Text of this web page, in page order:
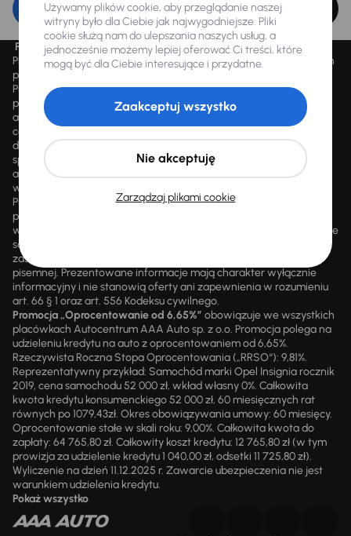
Edytuj filtr
Promocja „Letnie przeceny aż 1500 aut”
Promocja „Letnie przeceny aż 1500 aut” obowiązuje we wszystkich
placówkach Autocentrum AAA AUTO Sp. z o.o. („AAA AUTO”).
Promocja polega na możliwości nabycia wybranych pojazdów
przecenionych, wskazanych w serwisie internetowym
aaaauto.pl/promocja, ze zniżką uwidocznioną w prezentowanej
cenie. Zniżka jest obliczana jako różnica pomiędzy najniższą ceną
danego pojazdu z 30 dni przed obniżką a jego aktualną ceną
sprzedaży. Liczba samochodów objętych promocją jest zmienna i
aktualizowana na bieżąco; średnia liczba dostępnych pojazdów
wynosi około 1500, a nowe auta są dodawane każdego dnia.
Promocji nie można łączyć z innymi aktualnie obowiązującymi
promocjami ani rabatami, ani dochodzić do niej prawa z mocą
wsteczną. Szczegółowe informacje o zasadach promocji udzielane
są przez upoważnionych pracowników AAA AUTO. AAA AUTO
zastrzega sobie prawo do zawarcia umowy wyłącznie w formie
pisemnej. Prezentowane informacje mają charakter wyłącznie
informacyjny i nie stanowią oferty ani zapewnienia w rozumieniu
art. 66 § 1 oraz art. 556 Kodeksu cywilnego.
Promocja „Oprocentowanie od 6,65%” obowiązuje we wszystkich
placówkach Autocentrum AAA Auto sp. z o.o. Promocja polega na
udzieleniu kredytu na auto z oprocentowaniem od 6,65%.
Rzeczywista Roczna Stopa Oprocentowania („RRSO“): 9,81%.
Reprezentatywny przykład: Samochód marki Opel Insignia rocznik
2019, cena samochodu 52 000 zł, wkład własny 0%. Całkowita
kwota kredytu konsumenckiego 52 000 zł, 60 miesięcznych rat
równych po 1079,43zł. Okres obowiązywania umowy: 60 miesięcy.
Oprocentowanie stałe w skali roku: 9,00%. Całkowita kwota do
zapłaty: 64 765,80 zł. Całkowity koszt kredytu: 12 765,80 zł (w tym
prowizja za udzielenie kredytu 1 040,00 zł, odsetki 11 725,80 zł).
Wyliczenie na dzień 11.12.2025 r. Zawarcie ubezpieczenia nie jest
warunkiem udzielenia kredytu.
Pokaż wszystko
Używamy plików cookie, aby przeglądanie naszej
witryny było dla Ciebie jak najwygodniejsze. Pliki
cookie służą nam do ulepszania naszych usług, a
jednocześnie możemy lepiej oferować Ci treści, które
mogą być dla Ciebie interesujące i przydatne.
Zarządzaj plikami cookie
Nie akceptuję
Zaakceptuj wszystko